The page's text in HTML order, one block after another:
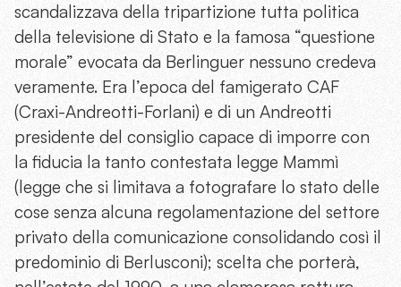
scandalizzava della tripartizione tutta politica
della televisione di Stato e la famosa “questione
morale” evocata da Berlinguer nessuno credeva
veramente. Era l’epoca del famigerato CAF
(Craxi-Andreotti-Forlani) e di un Andreotti
presidente del consiglio capace di imporre con
la fiducia la tanto contestata legge Mammì
(legge che si limitava a fotografare lo stato delle
cose senza alcuna regolamentazione del settore
privato della comunicazione consolidando così il
predominio di Berlusconi); scelta che porterà,